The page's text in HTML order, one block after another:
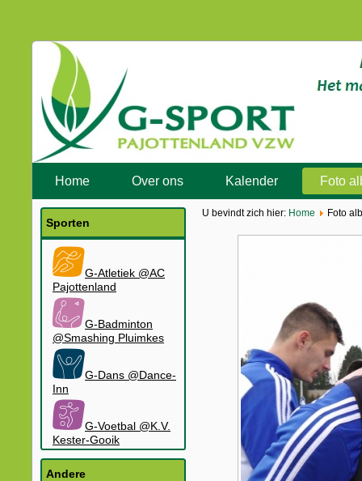
Home Over ons Kalender Foto
Sporten
G-Atletiek @AC
Pajottenland
G-Badminton
@Smashing Pluimkes
G-Dans @Dance-
Inn
G-Voetbal @K.V.
Kester-Gooik
Andere
U bevindt zich hier: Home Foto